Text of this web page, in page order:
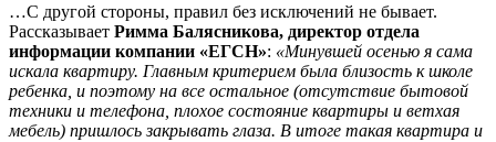
…С другой стороны, правил без исключений не бывает.
Рассказывает Римма Балясникова, директор отдела
информации компании «ЕГСН»: «Минувшей осенью я сама
искала квартиру. Главным критерием была близость к школе
ребенка, и поэтому на все остальное (отсутствие бытовой
техники и телефона, плохое состояние квартиры и ветхая
мебель) пришлось закрывать глаза. В итоге такая квартира и